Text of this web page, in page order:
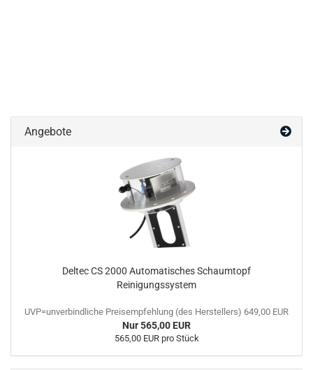
Angebote
Deltec CS 2000 Automatisches Schaumtopf
Reinigungssystem
UVP=unverbindliche Preisempfehlung (des Herstellers) 649,00 EUR
Nur 565,00 EUR
565,00 EUR pro Stück